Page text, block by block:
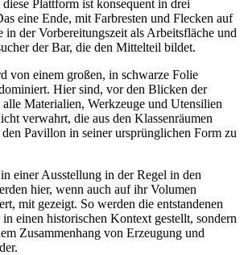
Plattform ist konsequent in drei
eine Ende, mit Farbresten und Flecken auf
in der Vorbereitungszeit als Arbeitsfläche und
der Bar, die den Mittelteil bildet.
von einem großen, in schwarze Folie
Hier sind, vor den Blicken der
Materialien, Werkzeuge und Utensilien
verwahrt, die aus den Klassenräumen
Pavillon in seiner ursprünglichen Form zu
einer Ausstellung in der Regel in den
hier, wenn auch auf ihr Volumen
mit gezeigt. So werden die entstandenen
einen historischen Kontext gestellt, sondern
Zusammenhang von Erzeugung und